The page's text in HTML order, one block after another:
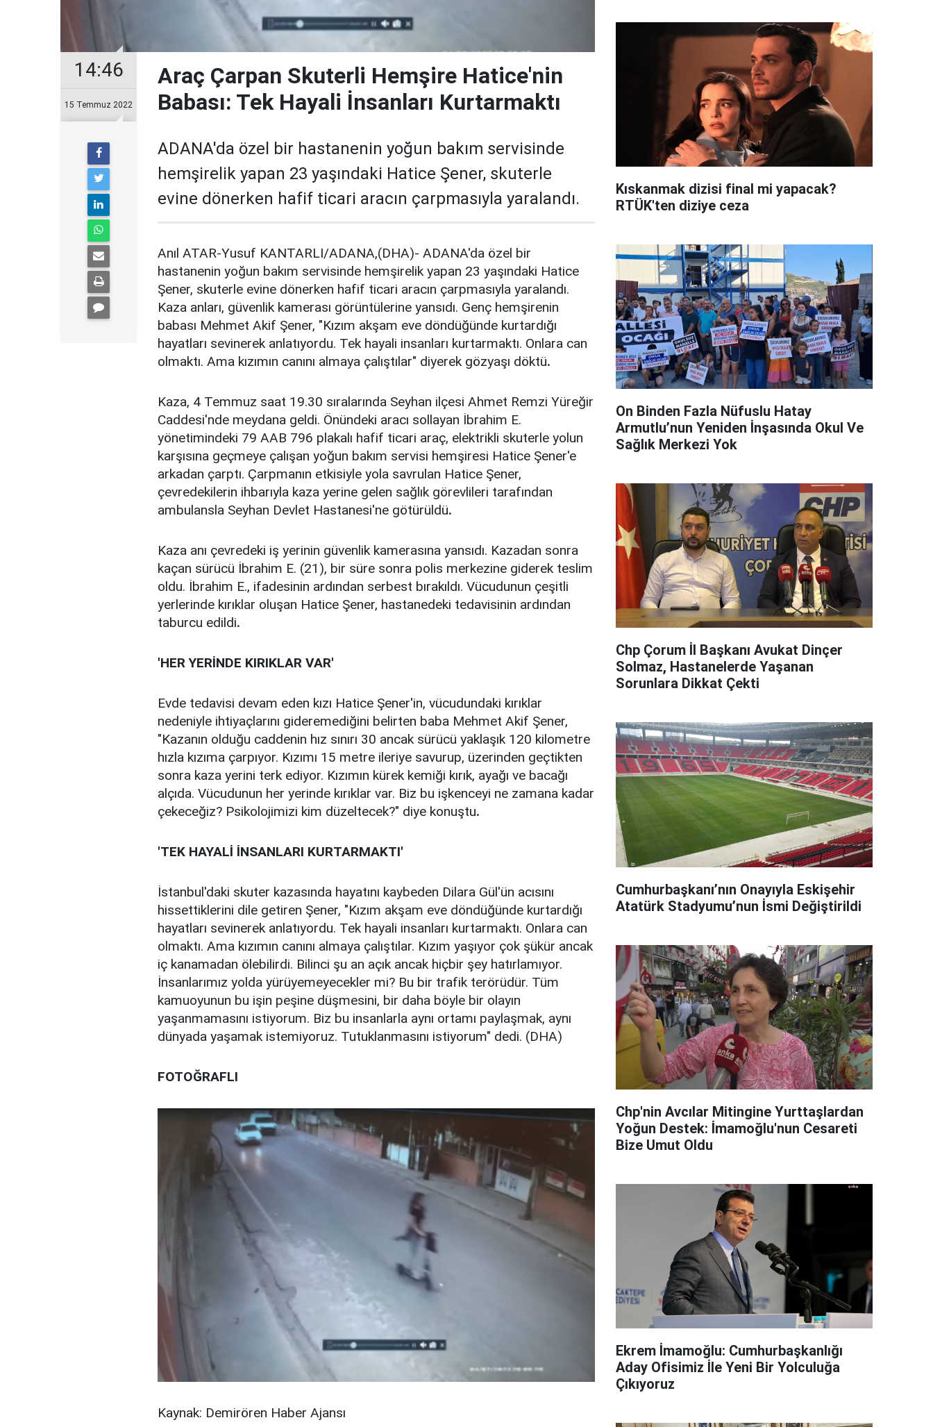
14:46
15 Temmuz 2022
Araç Çarpan Skuterli Hemşire Hatice'nin
Babası: Tek Hayali İnsanları Kurtarmaktı
ADANA'da özel bir hastanenin yoğun bakım servisinde
hemşirelik yapan 23 yaşındaki Hatice Şener, skuterle
evine dönerken hafif ticari aracın çarpmasıyla yaralandı.
Anıl ATAR-Yusuf KANTARLI/ADANA,(DHA)- ADANA'da özel bir
hastanenin yoğun bakım servisinde hemşirelik yapan 23 yaşındaki Hatice
Şener, skuterle evine dönerken hafif ticari aracın çarpmasıyla yaralandı.
Kaza anları, güvenlik kamerası görüntülerine yansıdı. Genç hemşirenin
babası Mehmet Akif Şener, "Kızım akşam eve döndüğünde kurtardığı
hayatları sevinerek anlatıyordu. Tek hayali insanları kurtarmaktı. Onlara can
olmaktı. Ama kızımın canını almaya çalıştılar" diyerek gözyaşı döktü.
Kaza, 4 Temmuz saat 19.30 sıralarında Seyhan ilçesi Ahmet Remzi Yüreğir
Caddesi'nde meydana geldi. Önündeki aracı sollayan İbrahim E.
yönetimindeki 79 AAB 796 plakalı hafif ticari araç, elektrikli skuterle yolun
karşısına geçmeye çalışan yoğun bakım servisi hemşiresi Hatice Şener'e
arkadan çarptı. Çarpmanın etkisiyle yola savrulan Hatice Şener,
çevredekilerin ihbarıyla kaza yerine gelen sağlık görevlileri tarafından
ambulansla Seyhan Devlet Hastanesi'ne götürüldü.
Kaza anı çevredeki iş yerinin güvenlik kamerasına yansıdı. Kazadan sonra
kaçan sürücü İbrahim E. (21), bir süre sonra polis merkezine giderek teslim
oldu. İbrahim E., ifadesinin ardından serbest bırakıldı. Vücudunun çeşitli
yerlerinde kırıklar oluşan Hatice Şener, hastanedeki tedavisinin ardından
taburcu edildi.
'HER YERİNDE KIRIKLAR VAR'
Evde tedavisi devam eden kızı Hatice Şener'in, vücudundaki kırıklar
nedeniyle ihtiyaçlarını gideremediğini belirten baba Mehmet Akif Şener,
"Kazanın olduğu caddenin hız sınırı 30 ancak sürücü yaklaşık 120 kilometre
hızla kızıma çarpıyor. Kızımı 15 metre ileriye savurup, üzerinden geçtikten
sonra kaza yerini terk ediyor. Kızımın kürek kemiği kırık, ayağı ve bacağı
alçıda. Vücudunun her yerinde kırıklar var. Biz bu işkenceyi ne zamana kadar
çekeceğiz? Psikolojimizi kim düzeltecek?" diye konuştu.
'TEK HAYALİ İNSANLARI KURTARMAKTI'
İstanbul'daki skuter kazasında hayatını kaybeden Dilara Gül'ün acısını
hissettiklerini dile getiren Şener, "Kızım akşam eve döndüğünde kurtardığı
hayatları sevinerek anlatıyordu. Tek hayali insanları kurtarmaktı. Onlara can
olmaktı. Ama kızımın canını almaya çalıştılar. Kızım yaşıyor çok şükür ancak
iç kanamadan ölebilirdi. Bilinci şu an açık ancak hiçbir şey hatırlamıyor.
İnsanlarımız yolda yürüyemeyecekler mi? Bu bir trafik terörüdür. Tüm
kamuoyunun bu işin peşine düşmesini, bir daha böyle bir olayın
yaşanmamasını istiyorum. Biz bu insanlarla aynı ortamı paylaşmak, aynı
dünyada yaşamak istemiyoruz. Tutuklanmasını istiyorum" dedi. (DHA)
FOTOĞRAFLI
Kaynak: Demirören Haber Ajansı
Kıskanmak dizisi final mi yapacak?
RTÜK'ten diziye ceza
On Binden Fazla Nüfuslu Hatay
Armutlu’nun Yeniden İnşasında Okul Ve
Sağlık Merkezi Yok
Chp Çorum İl Başkanı Avukat Dinçer
Solmaz, Hastanelerde Yaşanan
Sorunlara Dikkat Çekti
Cumhurbaşkanı’nın Onayıyla Eskişehir
Atatürk Stadyumu’nun İsmi Değiştirildi
Chp'nin Avcılar Mitingine Yurttaşlardan
Yoğun Destek: İmamoğlu'nun Cesareti
Bize Umut Oldu
Ekrem İmamoğlu: Cumhurbaşkanlığı
Aday Ofisimiz İle Yeni Bir Yolculuğa
Çıkıyoruz